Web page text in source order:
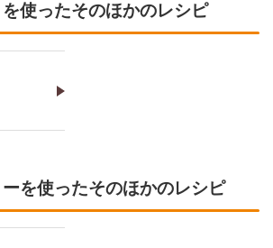
使ったそのほかのレシピ
を使ったそのほかのレシピ